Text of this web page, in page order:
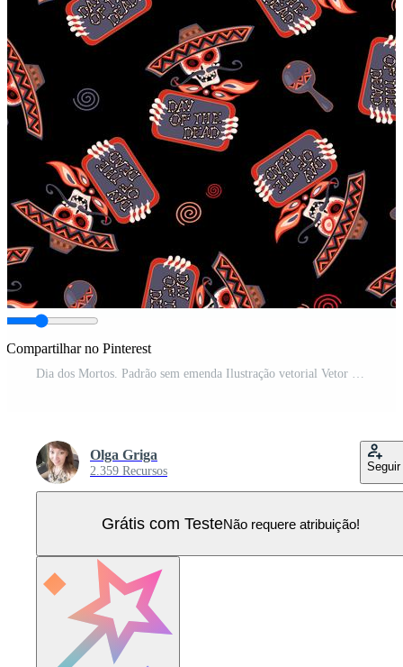
Compartilhar no Pinterest
Dia dos Mortos. Padrão sem emenda Ilustração vetorial Vetor Pro
Olga Griga
2.359 Recursos Seguir
Grátis com TesteNão requere atribuição!